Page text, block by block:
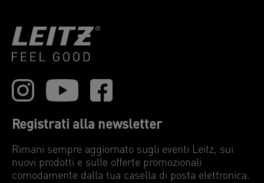
Registrati alla newsletter
Rimani sempre aggiornato sugli eventi Leitz, sui
nuovi prodotti e sulle offerte promozionali
comodamente dalla tua casella di posta elettronica.